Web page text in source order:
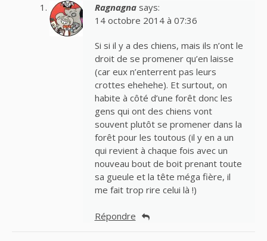
Ragnagna says:
14 octobre 2014 à 07:36
Si si il y a des chiens, mais ils n’ont le
droit de se promener qu’en laisse
(car eux n’enterrent pas leurs
crottes ehehehe). Et surtout, on
habite à côté d’une forêt donc les
gens qui ont des chiens vont
souvent plutôt se promener dans la
forêt pour les toutous (il y en a un
qui revient à chaque fois avec un
nouveau bout de boit prenant toute
sa gueule et la tête méga fière, il
me fait trop rire celui là !)
Répondre